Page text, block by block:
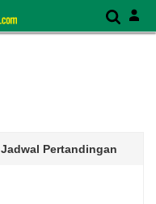
Jadwal Pertandingan